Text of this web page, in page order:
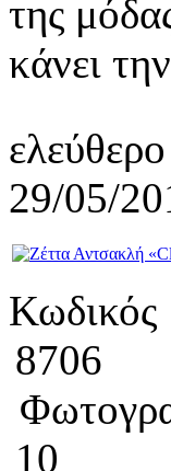
της
κάνει
ελεύθερο
29/05/
Κωδικός
8706
10